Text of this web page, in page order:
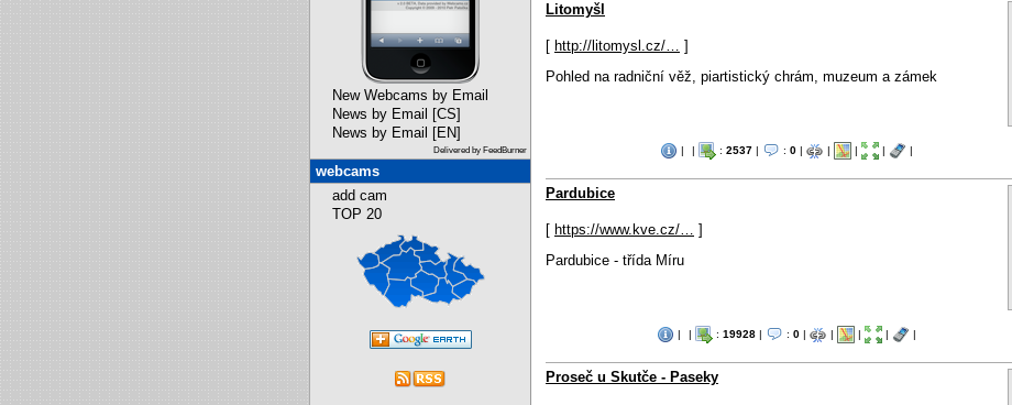
Litomyšl
[ http://litomysl.cz/…
]
Pohled na radniční věž, piartistický chrám, muzeum a zámek
| | : 2537| : 0| | | | |
Pardubice
[ https://www.kve.cz/…
]
Pardubice - třída Míru
| | : 19928| : 0| | | | |
Proseč u Skutče - Paseky
New Webcams by Email
News by Email [CS]
News by Email [EN]
Delivered by FeedBurner
webcams
add cam
TOP 20